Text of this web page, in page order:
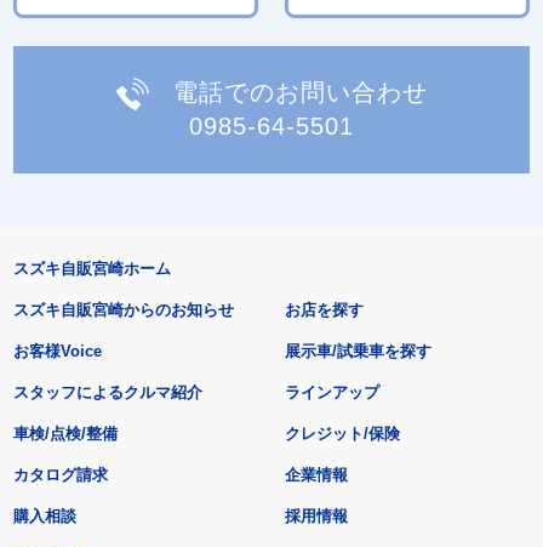
電話でのお問い合わせ
0985-64-5501
スズキ自販宮崎ホーム
スズキ自販宮崎からのお知らせ
お客様Voice
スタッフによるクルマ紹介
お店を探す
展示車/試乗車を探す
ラインアップ
車検/点検/整備 クレジット/保険
カタログ請求
購入相談
企業情報
採用情報